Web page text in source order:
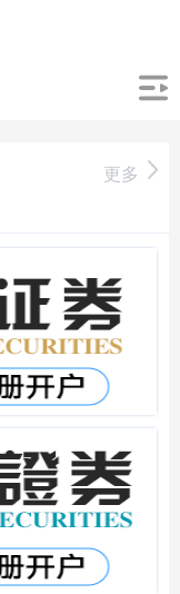
更多